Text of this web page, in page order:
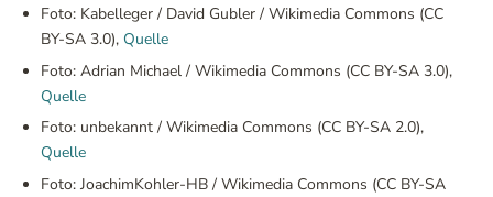
Foto: Kabelleger / David Gubler / Wikimedia Commons (CC
BY-SA 3.0), Quelle
Foto: Adrian Michael / Wikimedia Commons (CC BY-SA 3.0),
Quelle
Foto: unbekannt / Wikimedia Commons (CC BY-SA 2.0),
Quelle
Foto: JoachimKohler-HB / Wikimedia Commons (CC BY-SA